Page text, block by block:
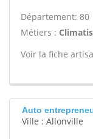
Département: 80
Métiers :
Voir la fiche
Auto
Ville : Allonville